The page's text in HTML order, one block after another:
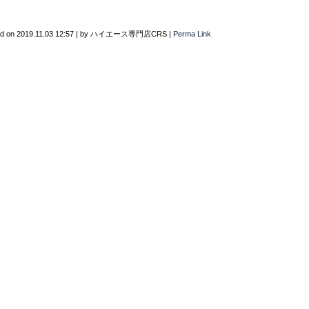
on 2019.11.03 12:57 by ハイエース専門店CRS Perma Link